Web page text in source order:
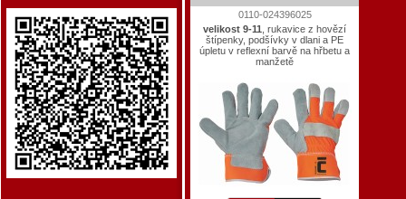
0110-024396025
velikost 9-11 , rukavice z hovězí
štípenky, podšívky v dlani a PE
úpletu v reflexní barvě na hřbetu a
manžetě